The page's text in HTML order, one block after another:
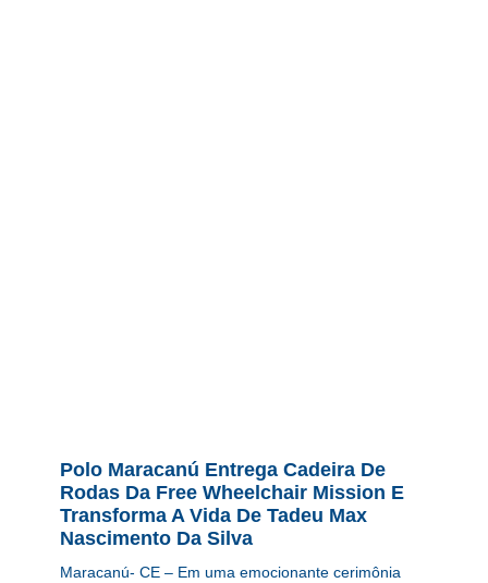
Polo Maracanú Entrega Cadeira De
Rodas Da Free Wheelchair Mission E
Transforma A Vida De Tadeu Max
Nascimento Da Silva
Maracanú- CE – Em uma emocionante cerimônia